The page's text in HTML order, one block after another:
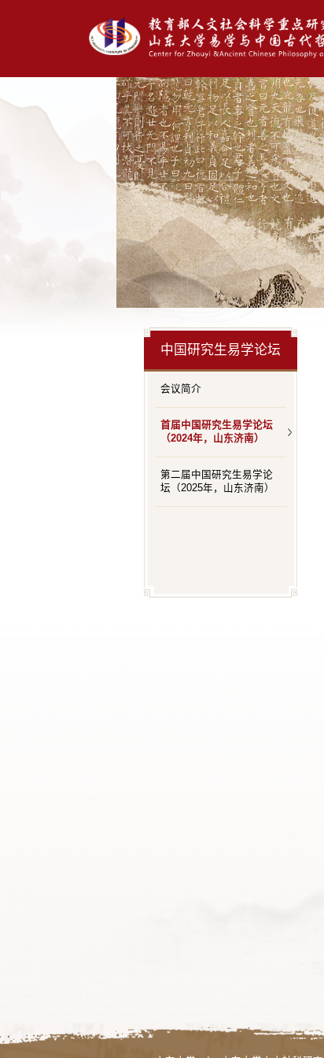
中国研究生易学论坛
会议简介
首届中国研究生易学论坛
（2024年，山东济南）
第二届中国研究生易学论
坛（2025年，山东济南）